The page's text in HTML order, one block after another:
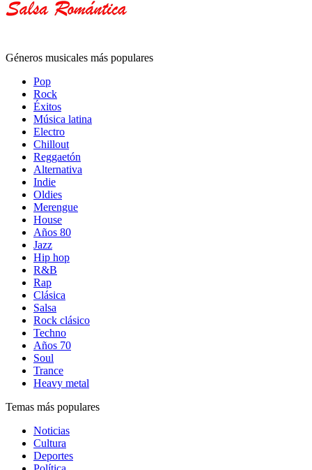
Géneros musicales más populares
Pop
Rock
Éxitos
Música latina
Electro
Chillout
Reggaetón
Alternativa
Indie
Oldies
Merengue
House
Años 80
Jazz
Hip hop
R&B
Rap
Clásica
Salsa
Rock clásico
Techno
Años 70
Soul
Trance
Heavy metal
Temas más populares
Noticias
Cultura
Deportes